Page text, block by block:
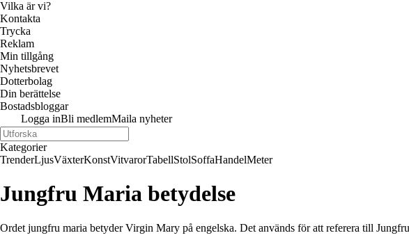
Vilka är vi?
Kontakta
Trycka
Reklam
Min tillgång
Nyhetsbrevet
Dotterbolag
Din berättelse
Bostadsbloggar
Logga inBli medlemMaila nyheter
Kategorier
TrenderLjusVäxterKonstVitvarorTabellStolSoffaHandelMeter
Jungfru Maria betydelse
Ordet jungfru maria betyder Virgin Mary på engelska. Det används för att referera till